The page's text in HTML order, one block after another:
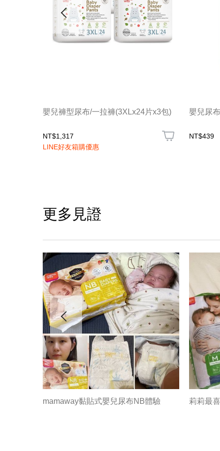
嬰兒褲型尿布/一拉褲(3XLx24片x3包)
NT$1,317
LINE好友箱購優惠
嬰兒尿
NT$439
更多見證
mamaway黏貼式嬰兒尿布NB體驗 莉莉最